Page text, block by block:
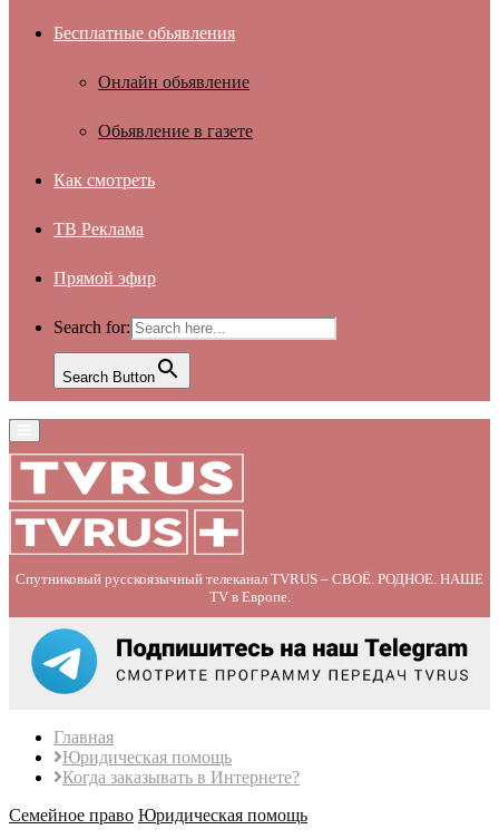
Бесплатные обьявления
Онлайн обьявление
Обьявление в газете
Как смотреть
ТВ Реклама
Прямой эфир
Search for:
Search Button
Menu
Спутниковый русскоязычный телеканал TVRUS – СВОЁ. РОДНОЕ. НАШЕ
TV в Европе.
Главная
Юридическая помощь
Когда заказывать в Интернете?
Семейное право Юридическая помощь